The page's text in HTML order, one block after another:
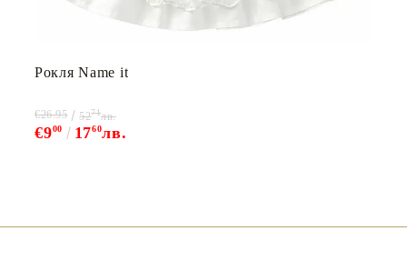
Рокля Name it
€900 1760лв.
€26.95 5271лв.